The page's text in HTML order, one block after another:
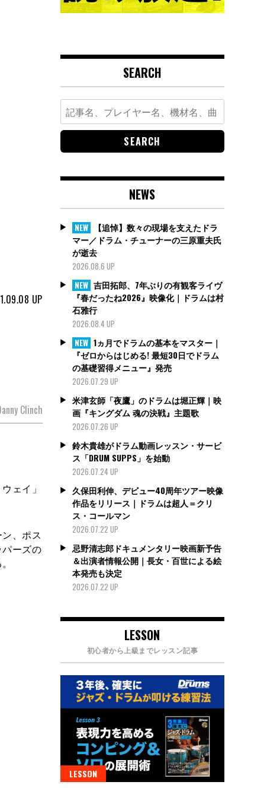
UP
Clinch
ェイ」
、ポス
ーズの
SEARCH
Search
for:
NEWS
NEW
【追悼】数々の現場を支えたドラ
マー／ドラム・チューナーの三原重夫氏
が逝去
2026.08.6 UP
NEW 吉田拓郎、7年ぶりの有観客ライヴ
『春だったね2026』映像化｜ドラムは村
石雅行
2026.08.4 UP
NEW 1ヵ月でドラムの基本をマスター｜
『ゼロからはじめる! 最短30日でドラム
の基礎習得メニュー』発売
2026.07.29 UP
米津玄師「夜鷹」のドラムは堀正輝｜映
画『キングダム 魂の決戦』主題歌
2026.07.26 UP
鈴木貴雄がドラム動画レッスン・サービ
ス「DRUM SUPPS」を始動
2026.07.24 UP
久保田利伸、デビュー40周年ツアー映像
作品をリリース｜ドラムは超人＝クリ
ス・コールマン
2026.07.22 UP
忌野清志郎ドキュメンタリー映画新予告
＆出演者情報公開｜長女・百世による絵
本発売も決定
2026.07.22 UP
LESSON
初心者から上級までレッスン記事
LESSON